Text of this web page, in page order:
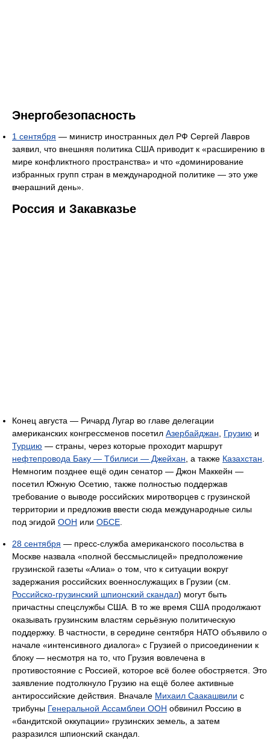
Энергобезопасность
1 сентября — министр иностранных дел РФ Сергей Лавров
заявил, что внешняя политика США приводит к «расширению в
мире конфликтного пространства» и что «доминирование
избранных групп стран в международной политике — это уже
вчерашний день».
Россия и Закавказье
Конец августа — Ричард Лугар во главе делегации
американских конгрессменов посетил Азербайджан Грузию и
Турцию — страны, через которые проходит маршрут
нефтепровода Баку — Тбилиси — Джейхан , а также Казахстан
Немногим позднее ещё один сенатор — Джон Маккейн —
посетил Южную Осетию, также полностью поддержав
требование о выводе российских миротворцев с грузинской
территории и предложив ввести сюда международные силы
под эгидой ООН или ОБСЕ
28 сентября — пресс-служба американского посольства в
Москве назвала «полной бессмыслицей» предположение
грузинской газеты «Алиа» о том, что к ситуации вокруг
задержания российских военнослужащих в Грузии (см.
Российско-грузинский шпионский скандал) могут быть
причастны спецслужбы США. В то же время США продолжают
оказывать грузинским властям серьёзную политическую
поддержку. В частности, в середине сентября НАТО объявило о
начале «интенсивного диалога» с Грузией о присоединении к
блоку — несмотря на то, что Грузия вовлечена в
противостояние с Россией, которое всё более обостряется. Это
заявление подтолкнуло Грузию на ещё более активные
антироссийские действия. Вначале Михаил Саакашвили с
трибуны Генеральной Ассамблеи ООН обвинил Россию в
«бандитской оккупации» грузинских земель, а затем
разразился шпионский скандал.